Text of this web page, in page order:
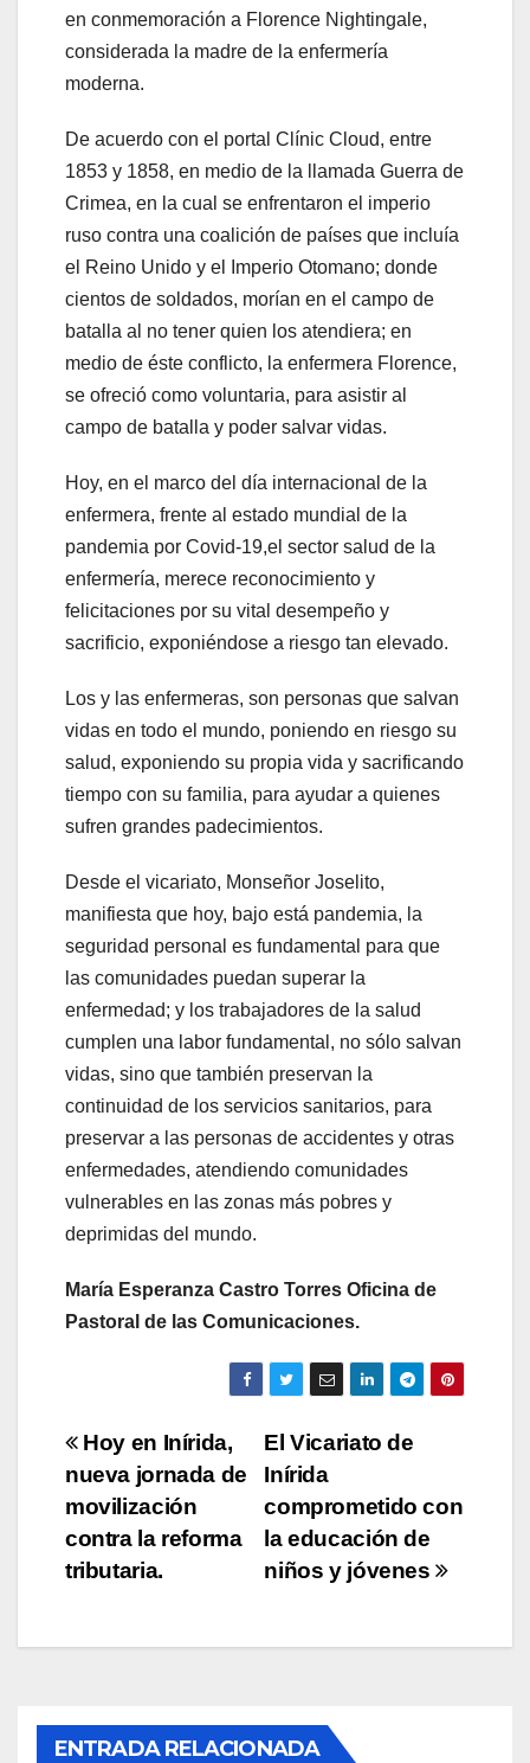
en conmemoración a Florence Nightingale,
considerada la madre de la enfermería
moderna.
De acuerdo con el portal Clínic Cloud, entre
1853 y 1858, en medio de la llamada Guerra de
Crimea, en la cual se enfrentaron el imperio
ruso contra una coalición de países que incluía
el Reino Unido y el Imperio Otomano; donde
cientos de soldados, morían en el campo de
batalla al no tener quien los atendiera; en
medio de éste conflicto, la enfermera Florence,
se ofreció como voluntaria, para asistir al
campo de batalla y poder salvar vidas.
Hoy, en el marco del día internacional de la
enfermera, frente al estado mundial de la
pandemia por Covid-19,el sector salud de la
enfermería, merece reconocimiento y
felicitaciones por su vital desempeño y
sacrificio, exponiéndose a riesgo tan elevado.
Los y las enfermeras, son personas que salvan
vidas en todo el mundo, poniendo en riesgo su
salud, exponiendo su propia vida y sacrificando
tiempo con su familia, para ayudar a quienes
sufren grandes padecimientos.
Desde el vicariato, Monseñor Joselito,
manifiesta que hoy, bajo está pandemia, la
seguridad personal es fundamental para que
las comunidades puedan superar la
enfermedad; y los trabajadores de la salud
cumplen una labor fundamental, no sólo salvan
vidas, sino que también preservan la
continuidad de los servicios sanitarios, para
preservar a las personas de accidentes y otras
enfermedades, atendiendo comunidades
vulnerables en las zonas más pobres y
deprimidas del mundo.
María Esperanza Castro Torres Oficina de
Pastoral de las Comunicaciones.
Navegación
de
entradas
El Vicariato de
Inírida
comprometido con
la educación de
niños y jóvenes
Hoy en Inírida,
nueva jornada de
movilización
contra la reforma
tributaria.
ENTRADA RELACIONADA
CUIDADORES INDÍGENAS DE LA CASA COMÚN